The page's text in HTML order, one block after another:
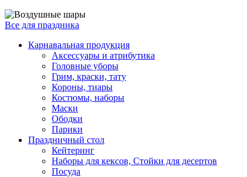
Все для праздника
Карнавальная продукция
Аксессуары и атрибутика
Головные уборы
Грим, краски, тату
Короны, тиары
Костюмы, наборы
Маски
Ободки
Парики
Праздничный стол
Кейтеринг
Наборы для кексов, Стойки для десертов
Посуда